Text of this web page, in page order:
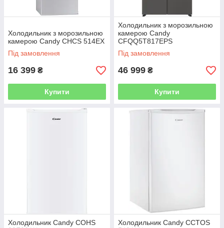
Холодильник з морозильною
камерою Candy CHCS 514EX
Під замовлення
16 399 ₴
Купити
Холодильник з морозильною
камерою Candy
CFQQ5T817EPS
Під замовлення
46 999 ₴
Купити
Холодильник Candy COHS
Холодильник Candy CCTOS